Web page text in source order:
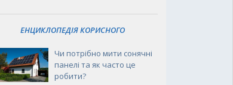
ЕНЦИКЛОПЕДІЯ КОРИСНОГО
Чи потрібно мити сонячні
панелі та як часто це
робити?